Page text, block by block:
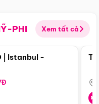
PHI Xem tất cả
Điểm nổi bật
| Istanbul -